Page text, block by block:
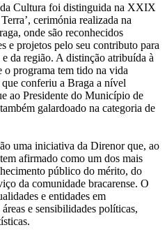
Cultura foi distinguida na XXIX
cerimónia realizada na
onde são reconhecidos
e projetos pelo seu contributo para
da região. A distinção atribuída à
programa tem tido na vida
conferiu a Braga a nível
ao Presidente do Município de
galardoado na categoria de
uma iniciativa da Direnor que, ao
afirmado como um dos mais
público do mérito, do
da comunidade bracarense. O
e entidades em
e sensibilidades políticas,